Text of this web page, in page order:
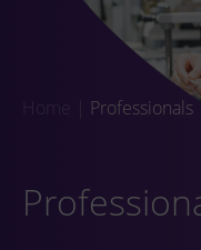
Home Professionals